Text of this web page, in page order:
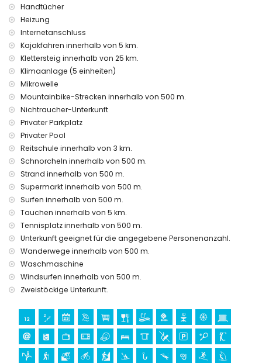
Haustiere sind nicht erlaubt
Die Unterkunft ist sehr gut für Familien mit Kindern geeignet
Ausstattung und Dienstleistungen, die im Mietpreis der Villa
enthalten sind
Internet (Glasfaser)
Bügeleisen und Bügelbrett
Bettwäsche und Handtücher
Zentralheizung und Klimaanlage
Unterhaltung und Freizeitaktivitäten für Ihren Urlaub in
Chiclana de la Frontera, Costa de la Luz
Metern vom Haus)
Wasserpark (für Kinder) (innerhalb von 5 Kilometern vom
Haus)
Sehenswürdigkeiten und Kultur in Chiclana de la Frontera,
Costa de la Luz
Kirche (innerhalb von 1000 Metern von der Unterkunft)
Museum, Schloss und historische Stätte (innerhalb von 5
Kilometern von der Unterkunft)
Sport
Tennis, Wandern, Mountainbiking, Radfahren, Angeln,
Schnorcheln, Surfen und Windsurfen (innerhalb von 1000
Golf, Reiten, Kajakfahren und Tauchen (innerhalb von 5
Kilometern von der Villa)
Klettern (innerhalb von 25 Kilometern von der Villa)
Handtücher
Heizung
Internetanschluss
Kajakfahren innerhalb von 5 km.
Klettersteig innerhalb von 25 km.
Klimaanlage (5 einheiten)
Mikrowelle
Mountainbike-Strecken innerhalb von 500 m.
Nichtraucher-Unterkunft
Privater Parkplatz
Privater Pool
Reitschule innerhalb von 3 km.
Schnorcheln innerhalb von 500 m.
Strand innerhalb von 500 m.
Supermarkt innerhalb von 500 m.
Surfen innerhalb von 500 m.
Tauchen innerhalb von 5 km.
Tennisplatz innerhalb von 500 m.
Unterkunft geeignet für die angegebene Personenanzahl.
Wanderwege innerhalb von 500 m.
Waschmaschine
Windsurfen innerhalb von 500 m.
Zweistöckige Unterkunft.